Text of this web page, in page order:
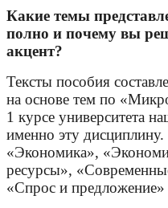
Какие темы
полно и почему вы
акцент?
Тексты пособия
на основе тем по
1 курсе университета
именно эту
«Экономика»,
ресурсы»,
«Спрос и